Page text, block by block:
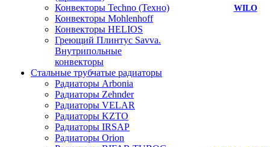
Конвекторы Techno (Техно)
Конвекторы Mohlenhoff
Конвекторы HELIOS
Греющий Плинтус Savva.
Внутрипольные
конвекторы
Стальные трубчатые радиаторы
Радиаторы Arbonia
Радиаторы Zehnder
Радиаторы VELAR
Радиаторы KZTO
Радиаторы IRSAP
Радиаторы Orion
WILO